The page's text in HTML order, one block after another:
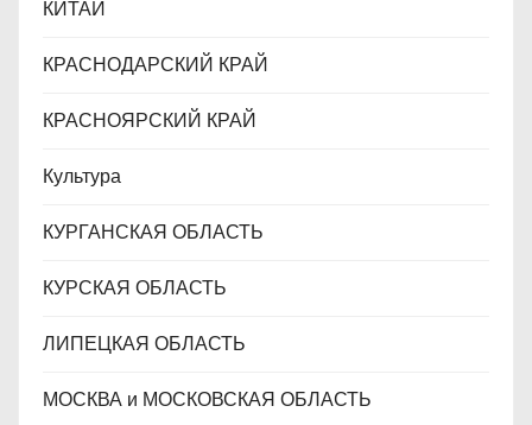
КИТАЙ
КРАСНОДАРСКИЙ КРАЙ
КРАСНОЯРСКИЙ КРАЙ
Культура
КУРГАНСКАЯ ОБЛАСТЬ
КУРСКАЯ ОБЛАСТЬ
ЛИПЕЦКАЯ ОБЛАСТЬ
МОСКВА и МОСКОВСКАЯ ОБЛАСТЬ